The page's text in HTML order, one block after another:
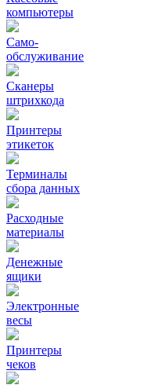
компьютеры
Само-
обслуживание
Сканеры
штрихкода
Принтеры
этикеток
Терминалы
сбора данных
Расходные
материалы
Денежные
ящики
Электронные
весы
Принтеры
чеков